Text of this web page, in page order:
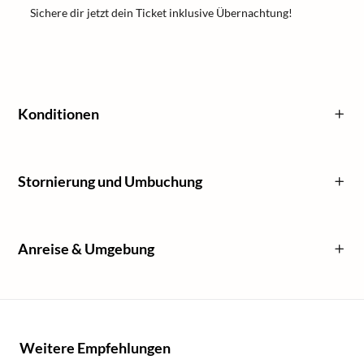
Sichere dir jetzt dein Ticket inklusive Übernachtung!
Konditionen
Stornierung und Umbuchung
Anreise & Umgebung
Weitere Empfehlungen